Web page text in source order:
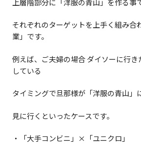
それぞれのターゲットを上手く組み合
業」です。
例えば、ご夫婦の場合 ダイソーに行き
している
タイミングで旦那様が「洋服の青山」
見に行くといったケースです。
・「大手コンビニ」×「ユニクロ」